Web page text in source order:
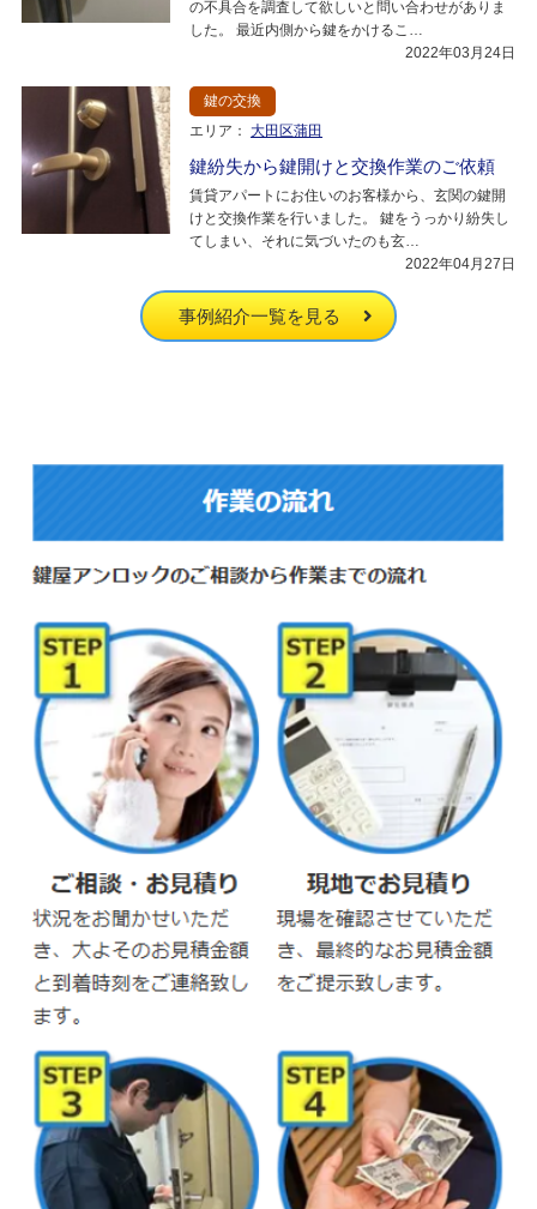
の不具合を調査して欲しいと問い合わせがありま
した。 最近内側から鍵をかけるこ…
2022年03月24日
鍵の交換
エリア： 大田区蒲田
鍵紛失から鍵開けと交換作業のご依頼
賃貸アパートにお住いのお客様から、玄関の鍵開
けと交換作業を行いました。 鍵をうっかり紛失し
てしまい、それに気づいたのも玄…
2022年04月27日
事例紹介一覧を見る